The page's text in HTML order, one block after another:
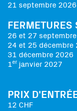
21 septembre
FERMETURES
26 et 27
24 et 25 décembre
31 décembre 2026
1er janvier 2027
PRIX
12 CHF